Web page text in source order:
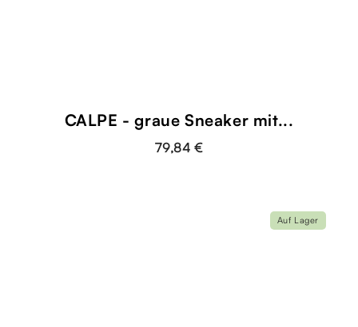
CALPE - graue Sneaker mit...
79,84 €
Auf Lager